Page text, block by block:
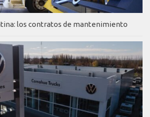
los contratos de mantenimiento